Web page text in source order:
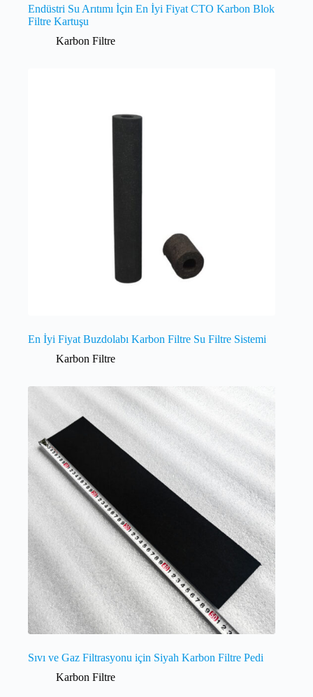
Endüstri Su Arıtımı İçin En İyi Fiyat CTO Karbon Blok
Filtre Kartuşu
Karbon Filtre
En İyi Fiyat Buzdolabı Karbon Filtre Su Filtre Sistemi
Karbon Filtre
Sıvı ve Gaz Filtrasyonu için Siyah Karbon Filtre Pedi
Karbon Filtre